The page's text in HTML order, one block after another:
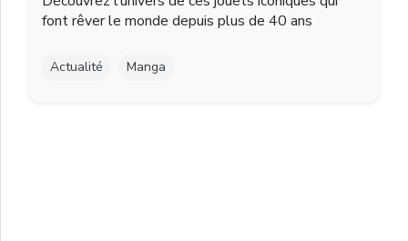
font rêver le monde depuis plus de 40 ans
Actualité Manga